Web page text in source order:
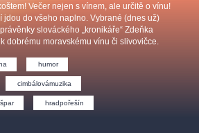
Sport
Ostatní
Večer nejen s vínem, ale určitě o vínu!
jdou do všeho naplno. Vybrané (dnes už)
slováckého „kronikáře“ Zdeňka
dobrému moravskému vínu či slivovičce.
humor
cimbálovámuzika
hradpořešín